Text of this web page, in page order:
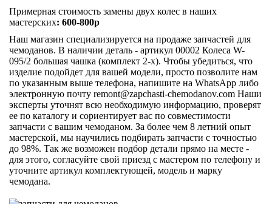
Примерная стоимость замены двух колес в наших
мастерских: 600-800р
Наш магазин специализируется на продаже запчастей для
чемоданов. В наличии деталь - артикул 00002 Колеса W-
095/2 большая чашка (комплект 2-х). Чтобы убедиться, что
изделие подойдет для вашей модели, просто позволите нам
по указанным выше телефона, напишите на WhatsApp либо
электронную почту remont@zapchasti-chemodanov.com Наши
эксперты уточнят всю необходимую информацию, проверят
ее по каталогу и сориентирует вас по совместимости
запчасти с вашим чемоданом. За более чем 8 летний опыт
мастерской, мы научились подбирать запчасти с точностью
до 98%. Так же возможен подбор детали прямо на месте -
для этого, согласуйте свой приезд с мастером по телефону и
уточните артикул комплектующей, модель и марку
чемодана.